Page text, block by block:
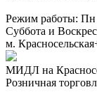
Режим работы: Пн
Суббота и
м. Красносельская
МИДЛ на
Розничная